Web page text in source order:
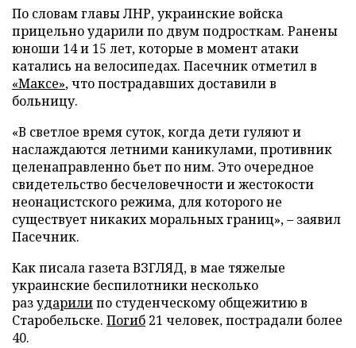
По словам главы ЛНР, украинские войска
прицельно ударили по двум подросткам. Ранены
юноши 14 и 15 лет, которые в момент атаки
катались на велосипедах. Пасечник отметил в
«Максе», что пострадавших доставили в
больницу.
«В светлое время суток, когда дети гуляют и
наслаждаются летними каникулами, противник
целенаправленно бьет по ним. Это очередное
свидетельство бесчеловечности и жестокости
неонацистского режима, для которого не
существует никаких моральных границ», – заявил
Пасечник.
Как писала газета ВЗГЛЯД, в мае тяжелые
украинские беспилотники несколько
разударилипо студенческому общежитию в
Старобельске. Погиб 21 человек, пострадали более
40.